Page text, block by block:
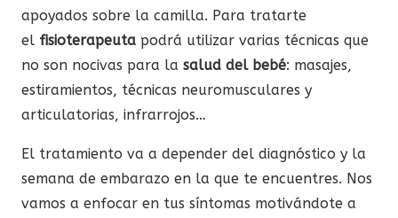
apoyados sobre la camilla. Para tratarte
el fisioterapeuta podrá utilizar varias técnicas que
no son nocivas para la salud del bebé: masajes,
estiramientos, técnicas neuromusculares y
articulatorias, infrarrojos…
El tratamiento va a depender del diagnóstico y la
semana de embarazo en la que te encuentres. Nos
vamos a enfocar en tus síntomas motivándote a